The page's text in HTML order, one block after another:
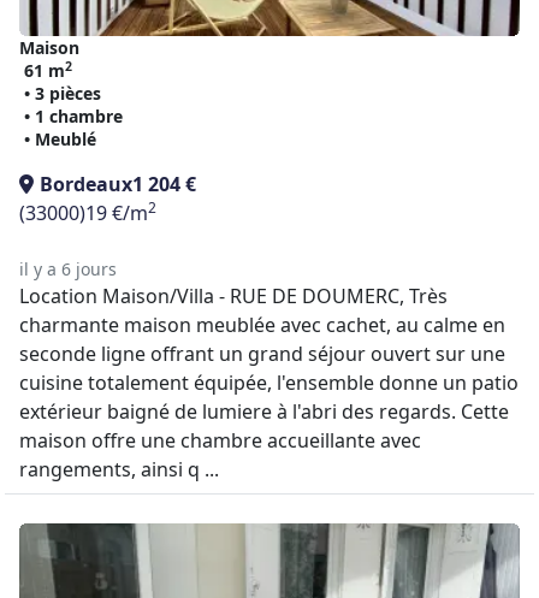
Maison
61 m2
• 3 pièces
• 1 chambre
• Meublé
Bordeaux1 204 €
(33000)19 €/m2
il y a 6 jours
Location Maison/Villa - RUE DE DOUMERC, Très
charmante maison meublée avec cachet, au calme en
seconde ligne offrant un grand séjour ouvert sur une
cuisine totalement équipée, l'ensemble donne un patio
extérieur baigné de lumiere à l'abri des regards. Cette
maison offre une chambre accueillante avec
rangements, ainsi q ...